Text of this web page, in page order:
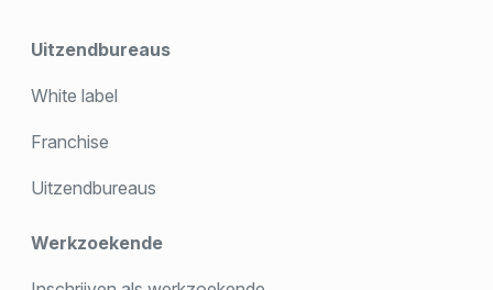
Uitzendbureaus
White label
Franchise
Uitzendbureaus
Werkzoekende